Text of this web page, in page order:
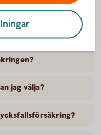
om
jag välja?